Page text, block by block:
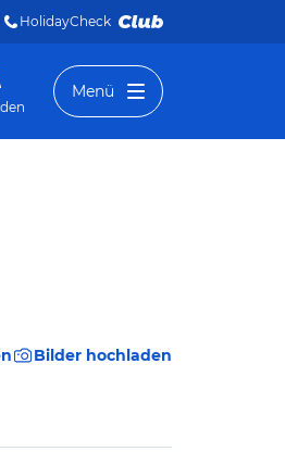
HolidayCheck
Menü
Bilder hochladen